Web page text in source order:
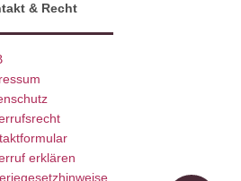
& Recht
erklären